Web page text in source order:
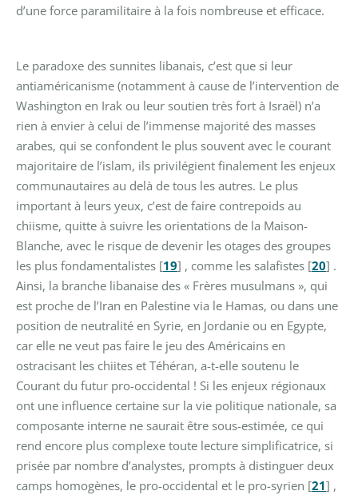
d’une force paramilitaire à la fois nombreuse et efficace.
Le paradoxe des sunnites libanais, c’est que si leur
antiaméricanisme (notamment à cause de l’intervention de
Washington en Irak ou leur soutien très fort à Israël) n’a
rien à envier à celui de l’immense majorité des masses
arabes, qui se confondent le plus souvent avec le courant
majoritaire de l’islam, ils privilégient finalement les enjeux
communautaires au delà de tous les autres. Le plus
important à leurs yeux, c’est de faire contrepoids au
chiisme, quitte à suivre les orientations de la Maison-
Blanche, avec le risque de devenir les otages des groupes
les plus fondamentalistes [19] , comme les salafistes [20] .
Ainsi, la branche libanaise des « Frères musulmans », qui
est proche de l’Iran en Palestine via le Hamas, ou dans une
position de neutralité en Syrie, en Jordanie ou en Egypte,
car elle ne veut pas faire le jeu des Américains en
ostracisant les chiites et Téhéran, a-t-elle soutenu le
Courant du futur pro-occidental ! Si les enjeux régionaux
ont une influence certaine sur la vie politique nationale, sa
composante interne ne saurait être sous-estimée, ce qui
rend encore plus complexe toute lecture simplificatrice, si
prisée par nombre d’analystes, prompts à distinguer deux
camps homogènes, le pro-occidental et le pro-syrien [21] ,